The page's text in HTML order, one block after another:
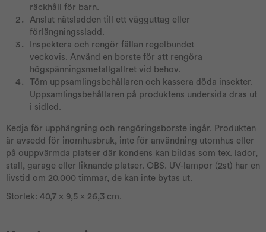
räckhåll för barn.
Anslut nätsladden till ett vägguttag eller
förlängningssladd.
Inspektera och rengör fällan regelbundet
veckovis. Använd en borste för att rengöra
högspänningsmetallgallret vid behov.
Töm uppsamlingsbehållaren och kassera döda insekter.
Uppsamlingsbehållaren på produktens undersida dras ut
i sidled.
Kedja för upphängning och rengöringsborste ingår. Produkten
är avsedd för inomhusbruk, inte för användning utomhus eller
på ouppvärmda platser där kondens kan bildas som tex. lador,
stall, garage eller liknande platser. OBS. UV-lampor (2st) har en
livstid om 20.000 timmar, de kan inte bytas ut.
Storlek: 40,7 x 9,5 x 26,3 cm.